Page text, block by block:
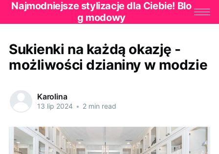
Najmodniejsze stylizacje dla Ciebie! Blo
g modowy
Sukienki na każdą okazję -
możliwości dzianiny w modzie
Karolina
13 lip 2024 • 2 min read